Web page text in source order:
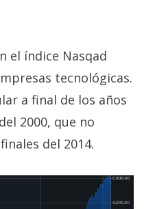
el índice Nasqad
tecnológicas.
a final de los años
2000, que no
del 2014.